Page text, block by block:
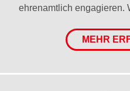
ehrenamtlich engagieren.
MEHR